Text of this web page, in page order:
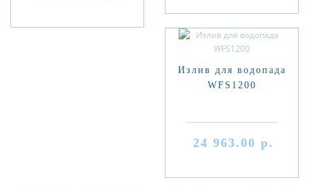
Излив для водопада
WFS1200
24 963.00 р.